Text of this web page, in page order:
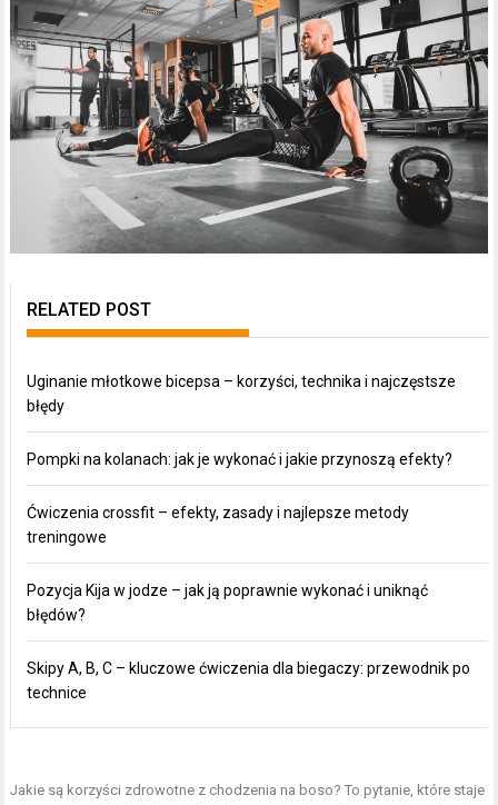
RELATED POST
Uginanie młotkowe bicepsa – korzyści, technika i najczęstsze
błędy
Pompki na kolanach: jak je wykonać i jakie przynoszą efekty?
Ćwiczenia crossfit – efekty, zasady i najlepsze metody
treningowe
Pozycja Kija w jodze – jak ją poprawnie wykonać i uniknąć
błędów?
Skipy A, B, C – kluczowe ćwiczenia dla biegaczy: przewodnik po
technice
Jakie są korzyści zdrowotne z chodzenia na boso? To pytanie, które staje